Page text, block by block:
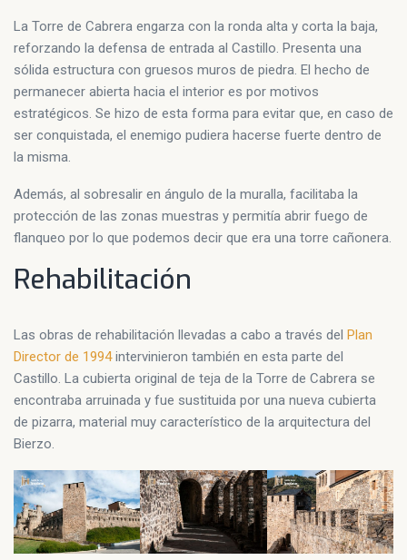
La Torre de Cabrera engarza con la ronda alta y corta la baja,
reforzando la defensa de entrada al Castillo. Presenta una
sólida estructura con gruesos muros de piedra. El hecho de
permanecer abierta hacia el interior es por motivos
estratégicos. Se hizo de esta forma para evitar que, en caso de
ser conquistada, el enemigo pudiera hacerse fuerte dentro de
la misma.
Además, al sobresalir en ángulo de la muralla, facilitaba la
protección de las zonas muestras y permitía abrir fuego de
flanqueo por lo que podemos decir que era una torre cañonera.
Rehabilitación
Las obras de rehabilitación llevadas a cabo a través del Plan
Director de 1994intervinieron también en esta parte del
Castillo. La cubierta original de teja de la Torre de Cabrera se
encontraba arruinada y fue sustituida por una nueva cubierta
de pizarra, material muy característico de la arquitectura del
Bierzo.